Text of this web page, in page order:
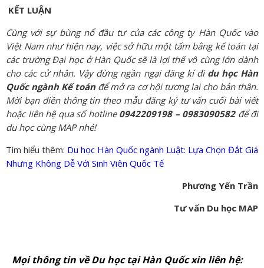
KẾT LUẬN
Cùng với sự bùng nổ đầu tư của các công ty Hàn Quốc vào
Việt Nam như hiện nay, việc sở hữu một tấm bằng kế toán tại
các trường Đại học ở Hàn Quốc sẽ là lợi thế vô cùng lớn dành
cho các cử nhân. Vậy đừng ngần ngại đăng kí đi du học Hàn
Quốc ngành Kế toánđể mở ra cơ hội tương lai cho bản thân.
Mời bạn điền thông tin theo mẫu đăng ký tư vấn cuối bài viết
hoặc liên hệ qua số hotline 0942209198 – 0983090582 để đi
du học cùng MAP nhé!
Tìm hiểu thêm: Du học Hàn Quốc ngành Luật: Lựa Chọn Đắt Giá
Nhưng Không Dễ Với Sinh Viên Quốc Tế
Phương Yến Trần
Tư vấn Du học MAP
Mọi thông tin về Du học tại Hàn Quốc xin liên hệ: